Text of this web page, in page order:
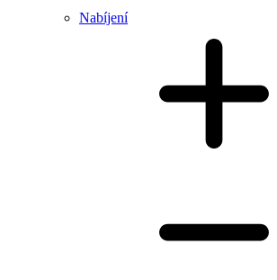
Nabíjení